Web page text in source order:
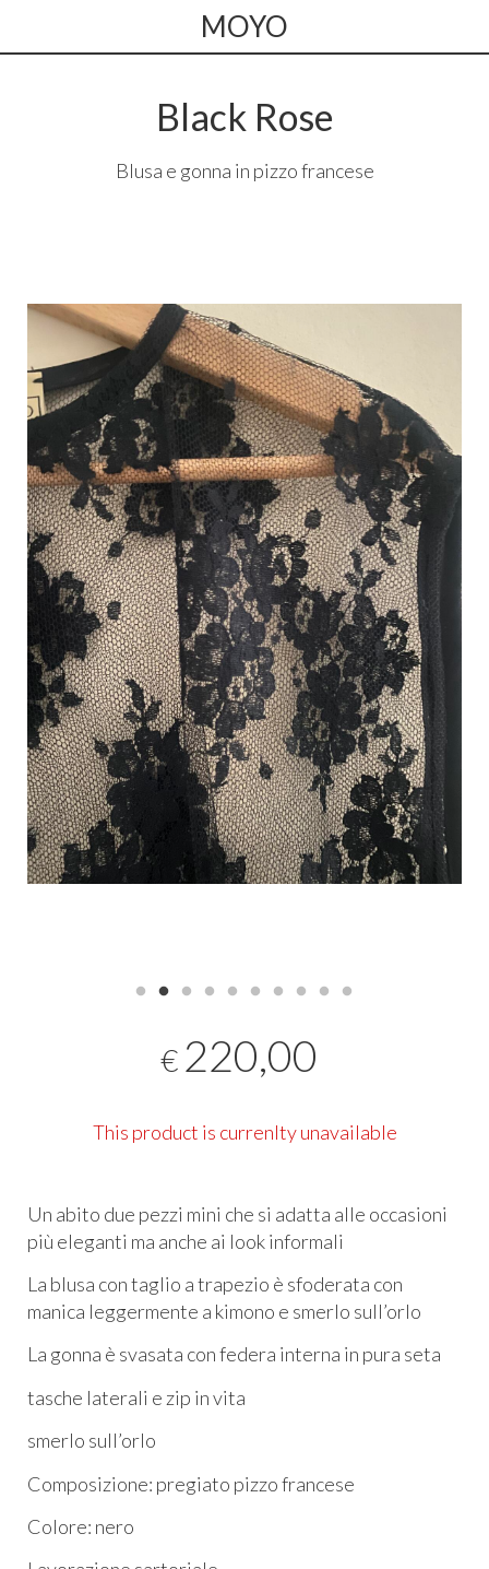
MOYO
Black Rose
Blusa e gonna in pizzo francese
€ 220,00
This product is currenlty unavailable
Un abito due pezzi mini che si adatta alle occasioni
più eleganti ma anche ai look informali
La blusa con taglio a trapezio è sfoderata con
manica leggermente a kimono e smerlo sull’orlo
La gonna è svasata con federa interna in pura seta
tasche laterali e zip in vita
smerlo sull’orlo
Composizione: pregiato pizzo francese
Colore: nero